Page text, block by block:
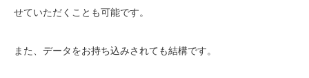
せていただくことも可能です。
また、データをお持ち込みされても結構です。